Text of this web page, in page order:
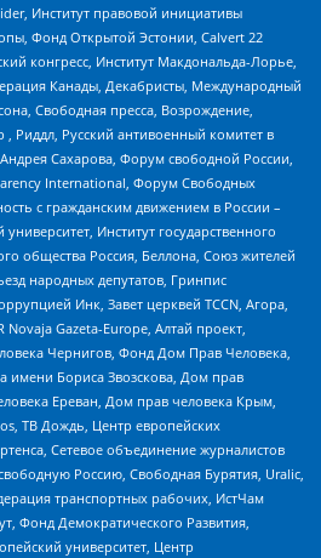
Институт правовой инициативы
Фонд Открытой Эстонии, Calvert 22
конгресс, Институт Макдональда-Лорье,
Канады, Декабристы, Международный
Свободная пресса, Возрождение,
, Риддл, Русский антивоенный комитет в
Сахарова, Форум свободной России,
International, Форум Свободных
с гражданским движением в России –
Институт государственного
общества Россия, Беллона, Союз жителей
народных депутатов, Гринпис
Инк, Завет церквей TCCN, Агора,
Gazeta-Europe, Алтай проект,
Чернигов, Фонд Дом Прав Человека,
имени Бориса Звозскова, Дом прав
Ереван, Дом прав человека Крым,
ТВ Дождь, Центр европейских
Сетевое объединение журналистов
Россию, Свободная Бурятия, Uralic,
транспортных рабочих, ИстЧам
Фонд Демократического Развития,
университет, Центр